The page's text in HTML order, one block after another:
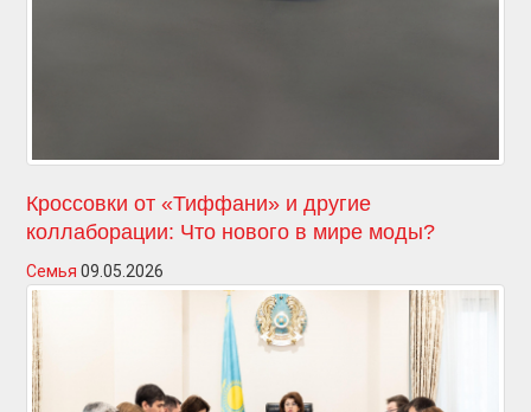
Кроссовки от «Тиффани» и другие
коллаборации: Что нового в мире моды?
Семья 09.05.2026